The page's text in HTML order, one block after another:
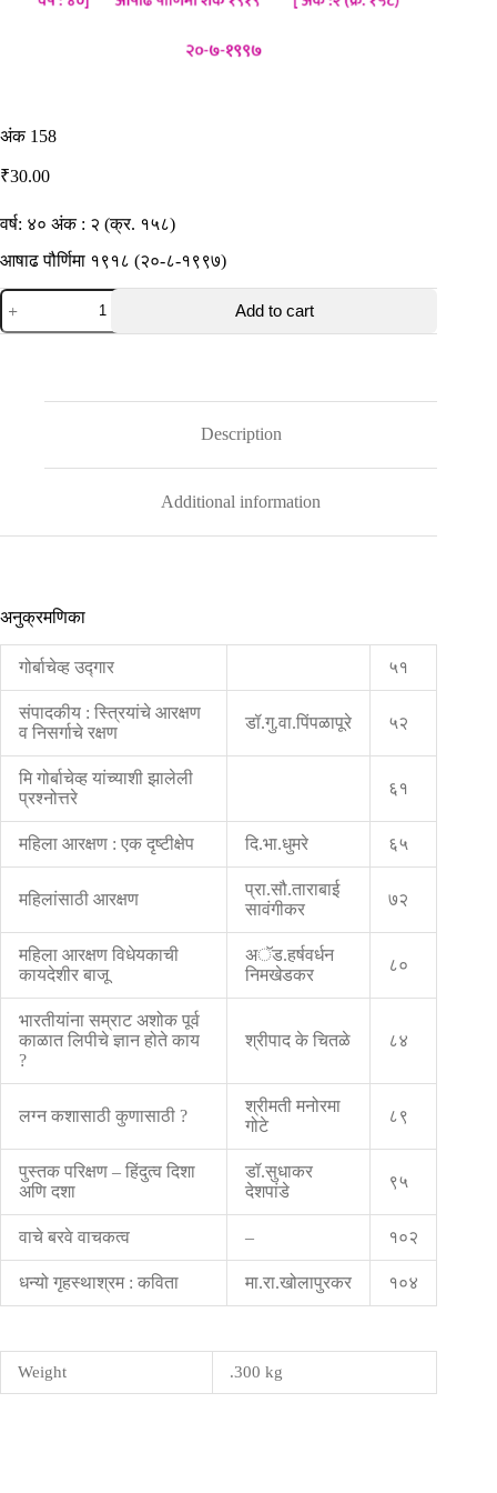
अंक 158
₹30.00
वर्ष: ४० अंक : २ (क्र. १५८)
आषाढ पौर्णिमा १९१८ (२०-८-१९९७)
अंक
158
quantity
Add to cart
Description
Additional information
अनुक्रमणिका
गोर्बाचेव्ह उद्‍गार ५१
संपादकीय : स्त्रियांचे आरक्षण
व निसर्गाचे रक्षण
डॉ.गु.वा.पिंपळापूरे ५२
मि गोर्बाचेव्ह यांच्याशी झालेली
प्रश्नोत्तरे
६१
महिला आरक्षण : एक दृष्टीक्षेप दि.भा.धुमरे ६५
महिलांसाठी आरक्षण
प्रा.सौ.ताराबाई
सावंगीकर
७२
महिला आरक्षण विधेयकाची
कायदेशीर बाजू
अॅड.हर्षवर्धन
निमखेडकर
८०
भारतीयांना सम्राट अशोक पूर्व
काळात लिपीचे ज्ञान होते काय
?
श्रीपाद के चितळे ८४
लग्न कशासाठी कुणासाठी ?
श्रीमती मनोरमा
गोटे
८९
पुस्तक परिक्षण – हिंदुत्व दिशा
अणि दशा
डॉ.सुधाकर
देशपांडे
९५
वाचे बरवे वाचकत्व – १०२
धन्यो गृहस्थाश्रम : कविता मा.रा.खोलापुरकर १०४
Weight .300 kg